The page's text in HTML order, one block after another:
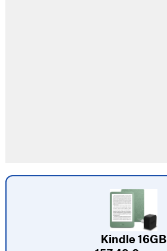
Kindle 16GB